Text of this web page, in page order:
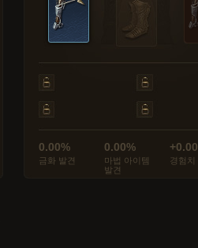
0.00%
금화 발견
0.00%
마법 아이템
발견
+0.00
경험치